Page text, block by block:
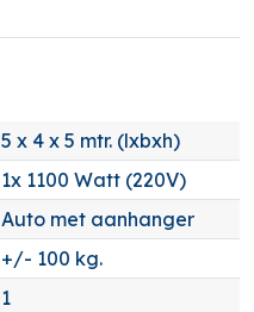
5 x 4 x 5 mtr. (lxbxh)
1x 1100 Watt (220V)
Auto met aanhanger
+/- 100 kg.
1